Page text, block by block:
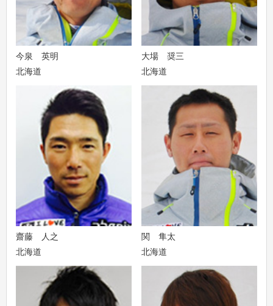
今泉 英明
北海道
大場 奨三
北海道
齋藤 人之
北海道
関 隼太
北海道